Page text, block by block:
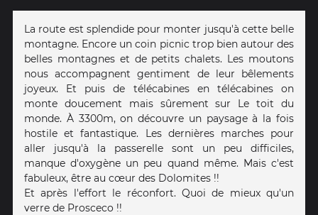
La route est splendide pour monter jusqu'à cette belle
montagne. Encore un coin picnic trop bien autour des
belles montagnes et de petits chalets. Les moutons
nous accompagnent gentiment de leur bêlements
joyeux. Et puis de télécabines en télécabines on
monte doucement mais sûrement sur Le toit du
monde. À 3300m, on découvre un paysage à la fois
hostile et fantastique. Les dernières marches pour
aller jusqu'à la passerelle sont un peu difficiles,
manque d'oxygène un peu quand même. Mais c'est
fabuleux, être au cœur des Dolomites !!
Et après l'effort le réconfort. Quoi de mieux qu'un
verre de Prosceco !!